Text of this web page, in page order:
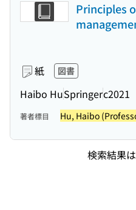
Principles
紙 図書
Haibo HuSpringerc2021
著者標目 Hu, Haibo
検索結果